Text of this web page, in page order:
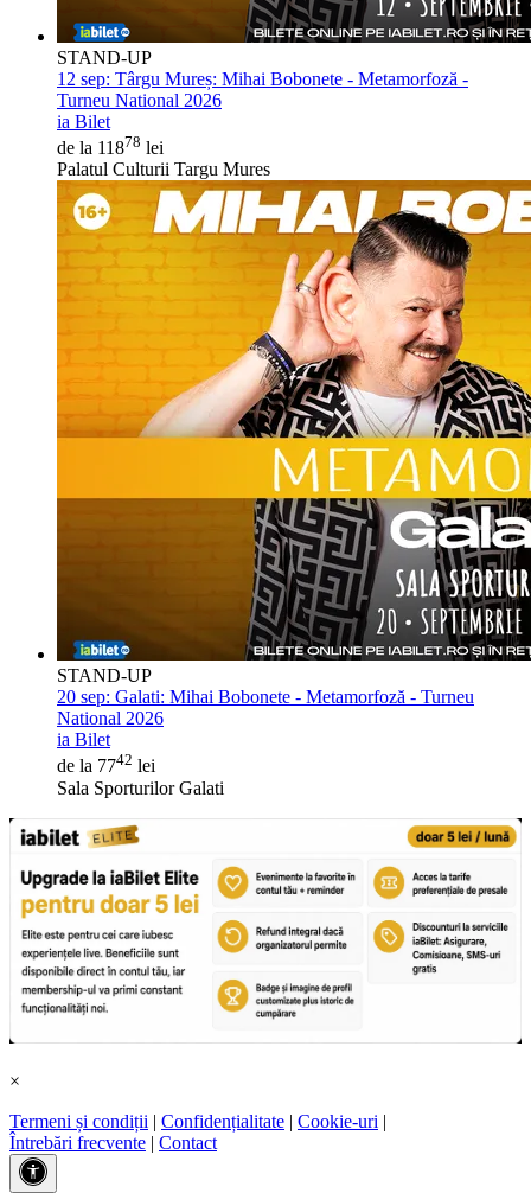
STAND-UP
12 sep: Târgu Mureș: Mihai Bobonete - Metamorfoză -
Turneu National 2026
ia Bilet
de la 11878 lei
Palatul Culturii Targu Mures
STAND-UP
20 sep: Galati: Mihai Bobonete - Metamorfoză - Turneu
National 2026
ia Bilet
de la 7742 lei
Sala Sporturilor Galati
×
Termeni și condiții | Confidențialitate | Cookie-uri |
Întrebări frecvente | Contact